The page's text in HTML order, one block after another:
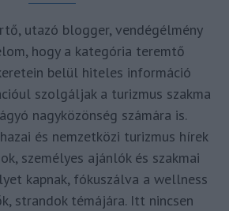
utazó blogger, vendégélmény
hogy a kategória teremtő
belül hiteles információ
szolgáljak a turizmus szakma
nagyközönség számára is.
és nemzetközi turizmus hírek
személyes ajánlók és szakmai
kapnak, fókuszálva a wellness
strandok témájára. Itt nincsen